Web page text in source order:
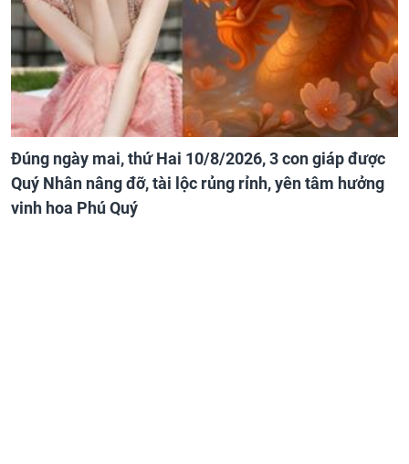
Đúng ngày mai, thứ Hai 10/8/2026, 3 con giáp được
Quý Nhân nâng đỡ, tài lộc rủng rỉnh, yên tâm hưởng
vinh hoa Phú Quý